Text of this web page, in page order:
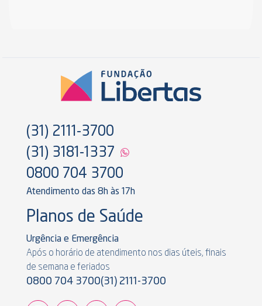
(31) 2111-3700
(31) 3181-1337
0800 704 3700
Atendimento das 8h às 17h
Planos de Saúde
Urgência e Emergência
Após o horário de atendimento nos dias úteis, finais
de semana e feriados
0800 704 3700(31) 2111-3700